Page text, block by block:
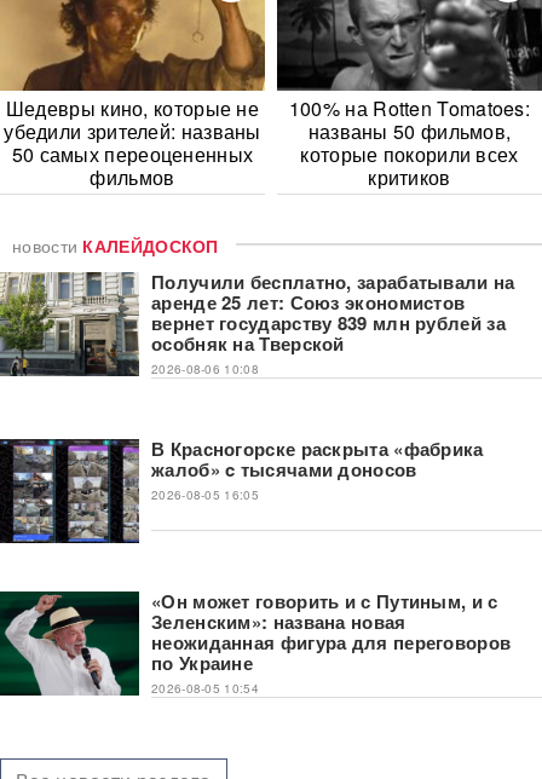
Шедевры кино, которые не
убедили зрителей: названы
50 самых переоцененных
фильмов
100% на Rotten Tomatoes:
названы 50 фильмов,
которые покорили всех
критиков
новости КАЛЕЙДОСКОП
Получили бесплатно, зарабатывали на
аренде 25 лет: Союз экономистов
вернет государству 839 млн рублей за
особняк на Тверской
2026-08-06 10:08
В Красногорске раскрыта «фабрика
жалоб» c тысячами доносов
2026-08-05 16:05
«Он может говорить и с Путиным, и с
Зеленским»: названа новая
неожиданная фигура для переговоров
по Украине
2026-08-05 10:54